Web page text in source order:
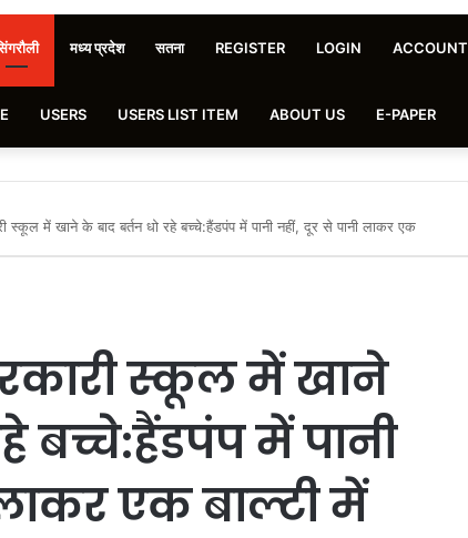
मध्य प्रदेश सतना REGISTER LOGIN ACCOUNT
USERS USERS LIST ITEM ABOUT US E-PAPER
स्कूल में खाने के बाद बर्तन धो रहे बच्चे:हैंडपंप में पानी नहीं, दूर से पानी लाकर एक
स्कूल में खाने
बच्चे:हैंडपंप में पानी
एक बाल्टी में